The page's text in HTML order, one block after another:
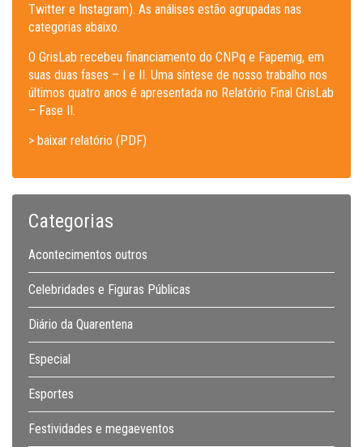
Twitter e Instagram). As análises estão agrupadas nas
categorias abaixo.
O GrisLab recebeu financiamento do CNPq e Fapemig, em
suas duas fases – I e II. Uma síntese de nosso trabalho nos
últimos quatro anos é apresentada no Relatório Final GrisLab
– Fase II.
> baixar relatório (PDF)
Categorias
Acontecimentos outros
Celebridades e Figuras Públicas
Diário da Quarentena
Especial
Esportes
Festividades e megaeventos